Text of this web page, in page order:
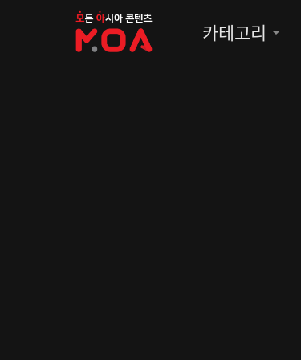
MOA
카테고리